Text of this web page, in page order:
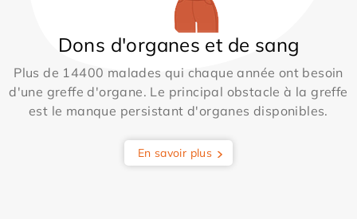
Dons d'organes et de sang
Plus de 14400 malades qui chaque année ont besoin
d'une greffe d'organe. Le principal obstacle à la greffe
est le manque persistant d'organes disponibles.
En savoir plus